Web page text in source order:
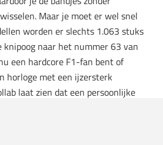
Maar je moet er wel snel
worden er slechts 1.063 stuks
knipoog naar het nummer 63 van
een hardcore F1-fan bent of
horloge met een ijzersterk
laat zien dat een persoonlijke